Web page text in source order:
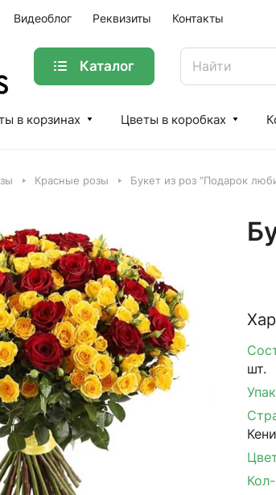
Видеоблог Реквизиты Контакты
Каталог
в корзинах Цветы в коробках
Красные розы Букет из роз "Подарок
шт.